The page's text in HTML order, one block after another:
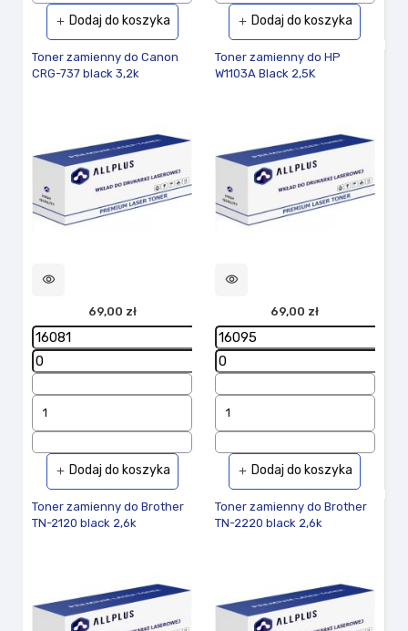
add Dodaj do koszyka add Dodaj do koszyka
Toner zamienny do Canon
CRG-737 black 3,2k
visibility
69,00 zł
add Dodaj do koszyka
Toner zamienny do HP
W1103A Black 2,5K
visibility
69,00 zł
add Dodaj do koszyka
Toner zamienny do Brother
TN-2120 black 2,6k
Toner zamienny do Brother
TN-2220 black 2,6k